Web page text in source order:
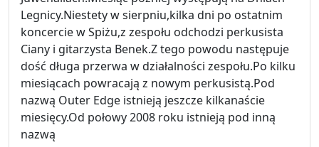
Legnicy.Niestety w sierpniu,kilka dni po ostatnim
koncercie w Spiżu,z zespołu odchodzi perkusista
Ciany i gitarzysta Benek.Z tego powodu następuje
dość długa przerwa w działalności zespołu.Po kilku
miesiącach powracają z nowym perkusistą.Pod
nazwą Outer Edge istnieją jeszcze kilkanaście
miesięcy.Od połowy 2008 roku istnieją pod inną
nazwą